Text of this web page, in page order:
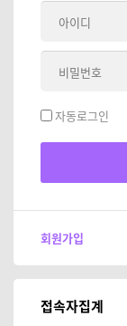
자동로그인
회원가입
접속자집계